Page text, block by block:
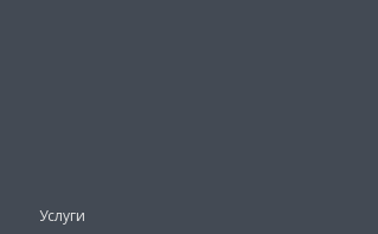
Услуги